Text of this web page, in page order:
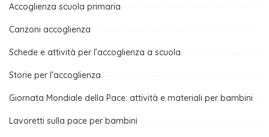
Accoglienza scuola primaria
Canzoni accoglienza
Schede e attività per l’accoglienza a scuola
Storie per l’accoglienza
Giornata Mondiale della Pace: attività e materiali per bambini
Lavoretti sulla pace per bambini